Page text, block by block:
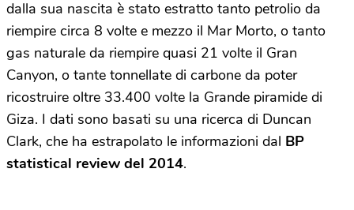
dalla sua nascita è stato estratto tanto petrolio da
riempire circa 8 volte e mezzo il Mar Morto, o tanto
gas naturale da riempire quasi 21 volte il Gran
Canyon, o tante tonnellate di carbone da poter
ricostruire oltre 33.400 volte la Grande piramide di
Giza. I dati sono basati su una ricerca di Duncan
Clark, che ha estrapolato le informazioni dal BP
statistical review del 2014.